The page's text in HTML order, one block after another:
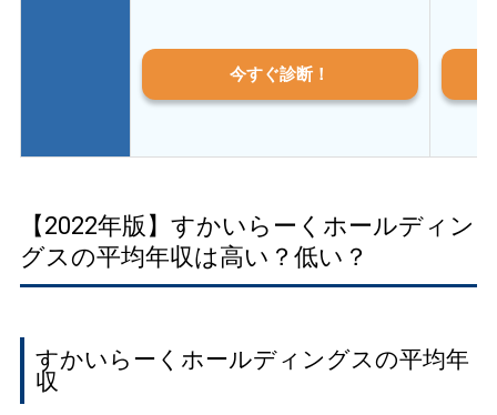
今すぐ診断！
【2022年版】すかいらーくホールディン
グスの平均年収は高い？低い？
すかいらーくホールディングスの平均年
収